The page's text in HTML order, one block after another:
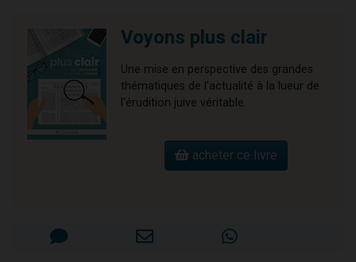
Voyons plus clair
Une mise en perspective des grandes
thématiques de l'actualité à la lueur de
l'érudition juive véritable.
acheter ce livre